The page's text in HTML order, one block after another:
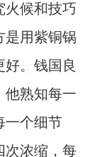
候和技巧
是用紫铜锅
。钱国良
他熟知每一
一个细节
浓缩，每